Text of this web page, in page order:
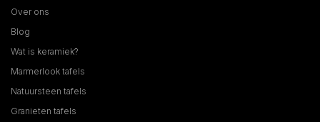
Over ons
Blog
Wat is keramiek?
Marmerlook tafels
Natuursteen tafels
Granieten tafels